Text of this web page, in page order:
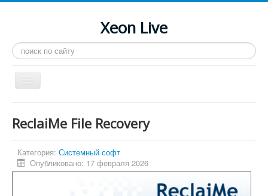
Xeon Live
Искать...
Toggle
Navigation
LGA 2011-3
LGA 2011
Процессоры
ReclaiMe File Recovery
Категория: Системный софт
Опубликовано: 17 февраля 2026